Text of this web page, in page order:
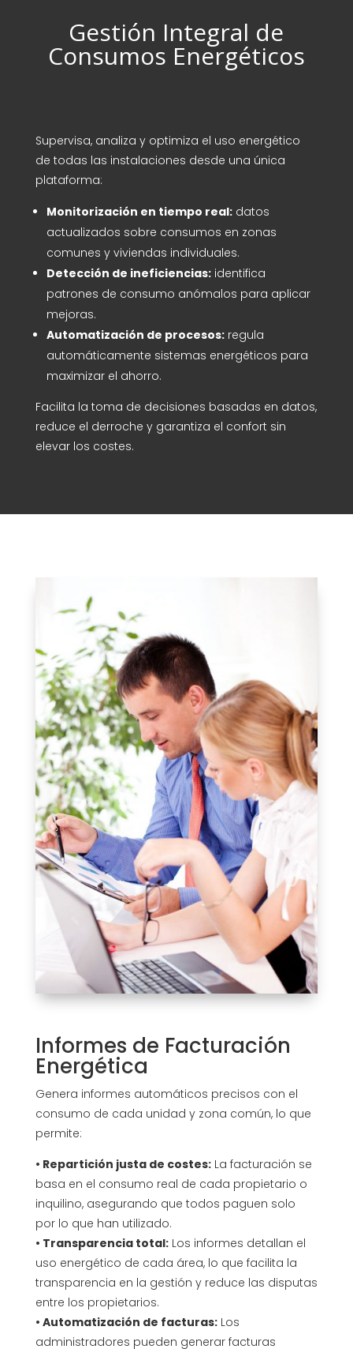
Gestión Integral de
Consumos Energéticos
Supervisa, analiza y optimiza el uso energético
de todas las instalaciones desde una única
plataforma:
Monitorización en tiempo real:datos
actualizados sobre consumos en zonas
comunes y viviendas individuales.
Detección de ineficiencias:identifica
patrones de consumo anómalos para aplicar
mejoras.
Automatización de procesos:regula
automáticamente sistemas energéticos para
maximizar el ahorro.
Facilita la toma de decisiones basadas en datos,
reduce el derroche y garantiza el confort sin
elevar los costes.
Informes de Facturación
Energética
Genera informes automáticos precisos con el
consumo de cada unidad y zona común, lo que
permite:
• Repartición justa de costes:La facturación se
basa en el consumo real de cada propietario o
inquilino, asegurando que todos paguen solo
por lo que han utilizado.
• Transparencia total:Los informes detallan el
uso energético de cada área, lo que facilita la
transparencia en la gestión y reduce las disputas
entre los propietarios.
• Automatización de facturas:Los
administradores pueden generar facturas